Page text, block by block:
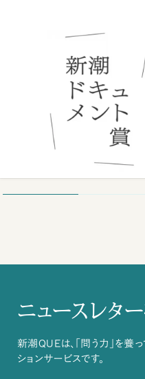
ニュースレタ
新潮QUEは、「問う力」を養
ションサービスです。